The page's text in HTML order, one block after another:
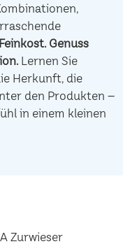
Genuss
Lernen Sie
Herkunft, die
den Produkten –
in einem kleinen